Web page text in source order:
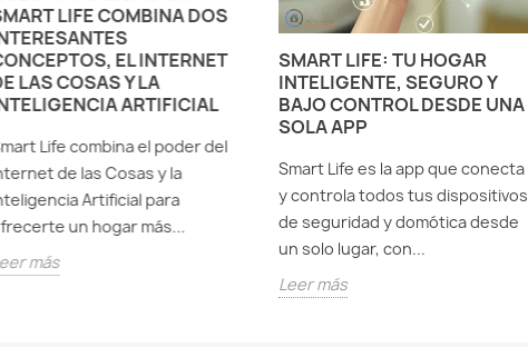
LIFE COMBINA DOS
EL INTERNET
LAS COSAS Y LA
ARTIFICIAL
Life combina el poder del
de las Cosas y la
Artificial para
un hogar más...
más
SMART LIFE: TU HOGAR
INTELIGENTE, SEGURO Y
BAJO CONTROL DESDE UNA
SOLA APP
Smart Life es la app que conecta
y controla todos tus dispositivos
de seguridad y domótica desde
un solo lugar, con...
Leer más